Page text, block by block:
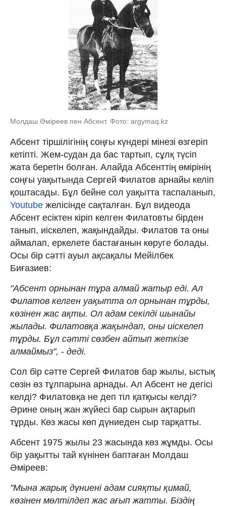
Молдаш Әміреев пен Абсент. Фото: argymaq.kz
Абсент тіршілігінің соңғы күндері мінезі өзгеріп
кетіпті. Жем-судан да бас тартып, сұлқ түсіп
жата беретін болған. Алайда Абсенттің өмірінің
соңғы уақытында Сергей Филатов арнайы келіп
қоштасады. Бұл бейне сол уақытта таспаланып,
Youtube желісінде сақталған. Бұл видеода
Абсент есіктен кіріп келген Филатовты бірден
танып, иіскелеп, жақындайды. Филатов та оны
аймалап, еркелете бастағанын көруге болады.
Осы бір сәтті ауыл ақсақалы Мейілбек
Биғазиев:
"Абсент орнынан тұра алмай жатыр еді. Ал
Филатов келген уақытта ол орнынан тұрды,
көзінен жас ақты. Ол адам секілді шынайы
жылады. Филатовқа жақындап, оны иіскелеп
тұрды. Бұл сәтті сөзбен айтып жеткізе
алмаймыз", - деді.
Сол бір сәтте Сергей Филатов бар жылы, ыстық
сөзін өз тұлпарына арнады. Ал Абсент не дегісі
келді? Филатовқа не деп тіл қатқысы келді?
Әрине оның жан жүйесі бар сырын ақтарып
тұрды. Көз жасы көп дүниеден сыр тарқатты.
Абсент 1975 жылы 23 жасында көз жұмды. Осы
бір уақытты тай күнінен баптаған Молдаш
Әміреев:
"Мына жарық дүниенi адам сияқты қимай,
көзiнен мөлтiлдеп жас ағып жатты. Бiздiң